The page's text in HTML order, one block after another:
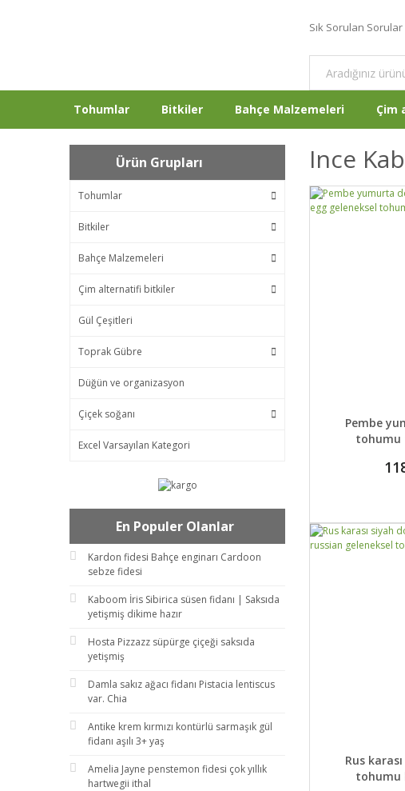
Sık Sorulan Sorular
Tohumlar Bitkiler Bahçe Malzemeleri Çim
Ürün Grupları
Tohumlar
Bitkiler
Bahçe Malzemeleri
Çim alternatifi bitkiler
Gül Çeşitleri
Toprak Gübre
Düğün ve organizasyon
Çiçek soğanı
Excel Varsayılan Kategori
En Populer Olanlar
Kardon fidesi Bahçe enginarı Cardoon
sebze fidesi
Kaboom İris Sibirica süsen fidanı | Saksıda
yetişmiş dikime hazır
Hosta Pizzazz süpürge çiçeği saksıda
yetişmiş
Damla sakız ağacı fidanı Pistacia lentiscus
var. Chia
Antike krem kırmızı kontürlü sarmaşık gül
fidanı aşılı 3+ yaş
Amelia Jayne penstemon fidesi çok yıllık
hartwegii ithal
Ince
DETAYLAR
Pembe
tohumu
DETAYLAR
Rus
tohumu